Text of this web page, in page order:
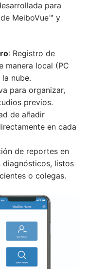
para
MeiboVue™ y
: Registro de
manera local (PC
nube.
para organizar,
previos.
de añadir
en cada
de reportes en
diagnósticos, listos
o colegas.